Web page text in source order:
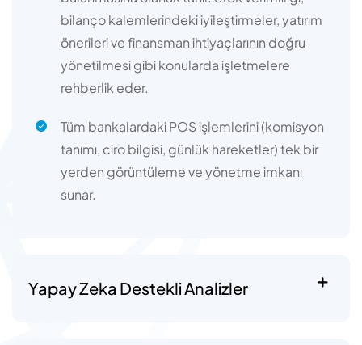
bilanço kalemlerindeki iyileştirmeler, yatırım
önerileri ve finansman ihtiyaçlarının doğru
yönetilmesi gibi konularda işletmelere
rehberlik eder.
Tüm bankalardaki POS işlemlerini (komisyon
tanımı, ciro bilgisi, günlük hareketler) tek bir
yerden görüntüleme ve yönetme imkanı
sunar.
Yapay Zeka Destekli Analizler